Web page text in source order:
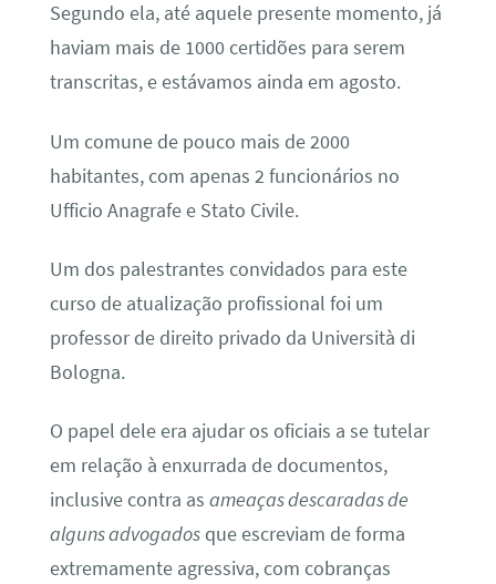
Segundo ela, até aquele presente momento, já
haviam mais de 1000 certidões para serem
transcritas, e estávamos ainda em agosto.
Um comune de pouco mais de 2000
habitantes, com apenas 2 funcionários no
Ufficio Anagrafe e Stato Civile.
Um dos palestrantes convidados para este
curso de atualização profissional foi um
professor de direito privado da Università di
Bologna.
O papel dele era ajudar os oficiais a se tutelar
em relação à enxurrada de documentos,
inclusive contra as ameaças descaradas de
alguns advogadosque escreviam de forma
extremamente agressiva, com cobranças